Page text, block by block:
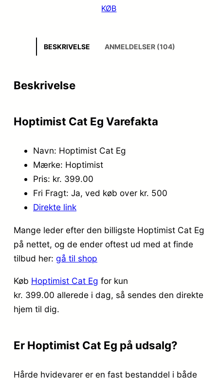
KØB
BESKRIVELSE ANMELDELSER (104)
Beskrivelse
Hoptimist Cat Eg Varefakta
Navn: Hoptimist Cat Eg
Mærke: Hoptimist
Pris: kr. 399.00
Fri Fragt: Ja, ved køb over kr. 500
Direkte link
Mange leder efter den billigste Hoptimist Cat Eg
på nettet, og de ender oftest ud med at finde
tilbud her: gå til shop
Køb Hoptimist Cat Eg for kun
kr. 399.00 allerede i dag, så sendes den direkte
hjem til dig.
Er Hoptimist Cat Eg på udsalg?
Hårde hvidevarer er en fast bestanddel i både